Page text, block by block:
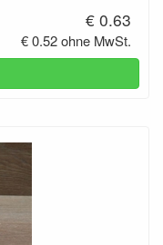
€ 0.63
€ 0.52 ohne MwSt.